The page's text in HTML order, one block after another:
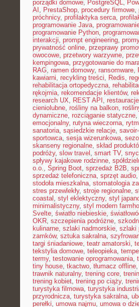
porządki domowe, PostgreSQL,
AI , PrestaShop, procedury firmowe,
próchnicy, profilaktyka serca,
programowanie Java,
programowanie Python,
interakcji, prompt engineering,
prywatność online, przeprawy
owocowe, przetwory warzywne,
kempingowa, przygotowanie do
RAG, ramen domowy, ransomware,
kawiarni, recykling treści, Redis,
rehabilitacja ortopedyczna,
rękojmia, rekomendacje klientów,
research UX, REST API ,
cieniolubne, rośliny na balkon,
dynamiczne, rozciąganie statyczne,
emocjonalny, rutyna wieczorna,
sanatoria, sąsiedzkie relacje,
sportowca, sesja wizerunkowa,
skanseny regionalne, skład
podróży, slow travel , smart TV,
spływy kajakowe rodzinne,
o.o., Spring Boot, sprzedaż B2B,
sprzedaż telefoniczna, sprzęt audio,
stodoła mieszkalna, stomatologia
stres przewlekły, stroje regionalne,
coastal , styl eklektyczny, styl
minimalistyczny, styl modern
Svelte, światło niebieskie,
OKR, szczepienia podróżne,
kulinarne, szlaki nadmorskie, szlaki
zamków, sztuka sakralna,
targi śniadaniowe, teatr amatorski,
tekstylia domowe, teleopieka,
termy, testowanie oprogramowania,
tiny house, tkactwo, tłumacz offline,
trawnik naturalny, trening core,
trening kobiet, trening po ciąży,
turystyka filmowa, turystyka
przyrodnicza, turystyka sakralna,
perełki, umowa najmu, umowa o